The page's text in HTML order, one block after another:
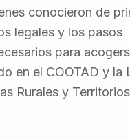
conocieron de
legales y los pasos
para
en el COOTAD y la
Rurales y Territorios